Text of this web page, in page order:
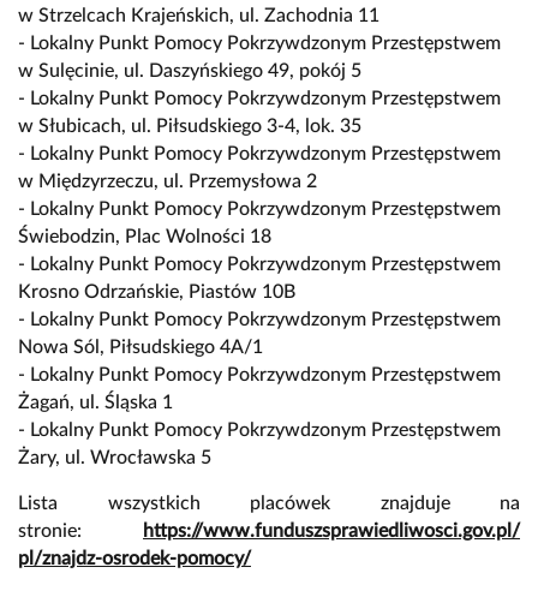
w Strzelcach Krajeńskich, ul. Zachodnia 11
- Lokalny Punkt Pomocy Pokrzywdzonym Przestępstwem
w Sulęcinie, ul. Daszyńskiego 49, pokój 5
- Lokalny Punkt Pomocy Pokrzywdzonym Przestępstwem
w Słubicach, ul. Piłsudskiego 3-4, lok. 35
- Lokalny Punkt Pomocy Pokrzywdzonym Przestępstwem
w Międzyrzeczu, ul. Przemysłowa 2
- Lokalny Punkt Pomocy Pokrzywdzonym Przestępstwem
Świebodzin, Plac Wolności 18
- Lokalny Punkt Pomocy Pokrzywdzonym Przestępstwem
Krosno Odrzańskie, Piastów 10B
- Lokalny Punkt Pomocy Pokrzywdzonym Przestępstwem
Nowa Sól, Piłsudskiego 4A/1
- Lokalny Punkt Pomocy Pokrzywdzonym Przestępstwem
Żagań, ul. Śląska 1
- Lokalny Punkt Pomocy Pokrzywdzonym Przestępstwem
Żary, ul. Wrocławska 5
Lista wszystkich placówek znajduje na
stronie:
https://www.funduszsprawiedliwosci.gov.pl/
pl/znajdz-osrodek-pomocy/